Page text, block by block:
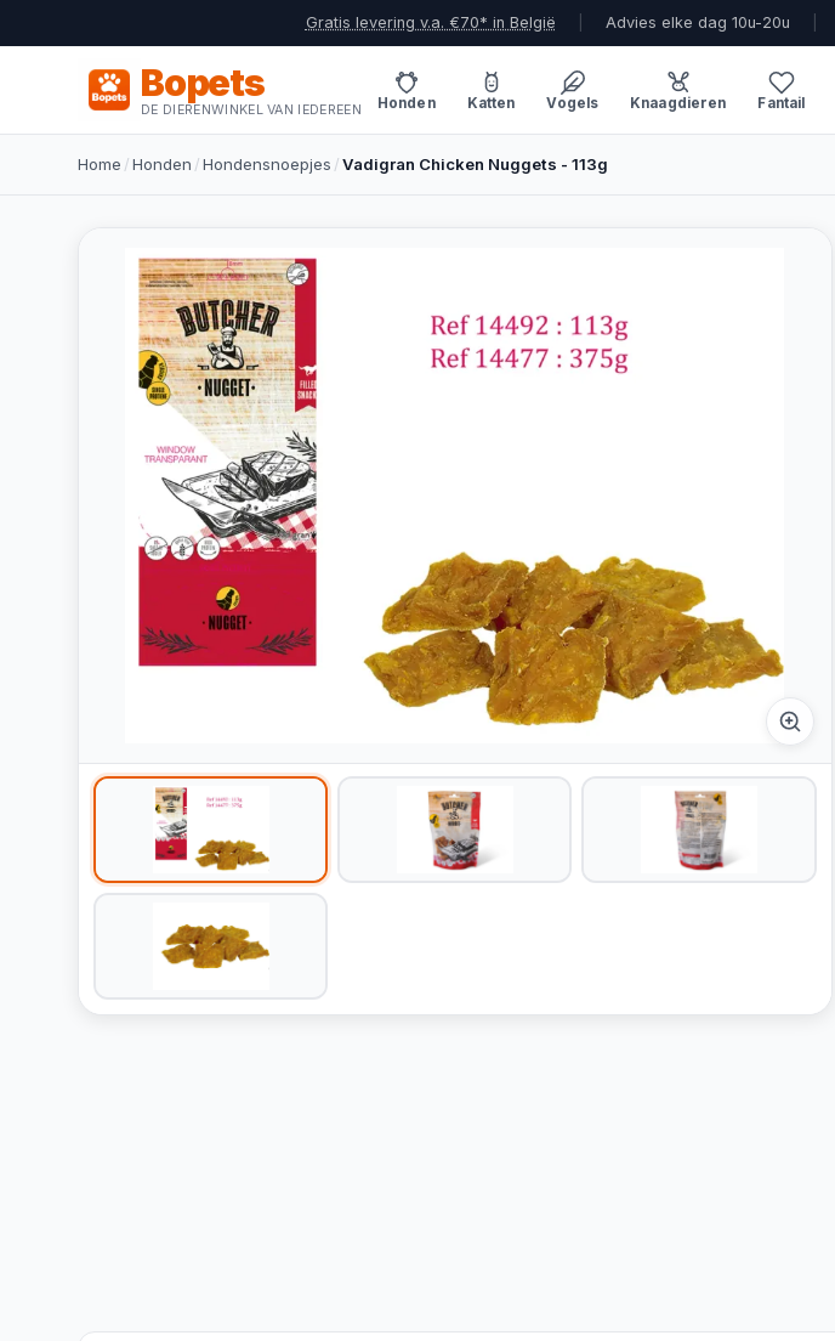
Gratis levering v.a. €70* in België Advies elke dag 10u-20u
Bopets
DE DIERENWINKEL VAN IEDEREEN Honden Katten Vogels Knaagdieren Fantail
Home /Honden /Hondensnoepjes /Vadigran Chicken Nuggets - 113g